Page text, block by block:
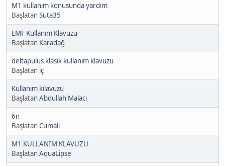
M1 kullanım konusunda yardım
BaşlatanSuta35
EMF Kullanım Klavuzu
Başlatan Karadağ
deltapulus klasik kullanım klavuzu
Başlatan iç
Kullanım kılavuzu
BaşlatanAbdullah Malacı
6n
BaşlatanCumali
M1 KULLANIM KLAVUZU
BaşlatanAquaLipse